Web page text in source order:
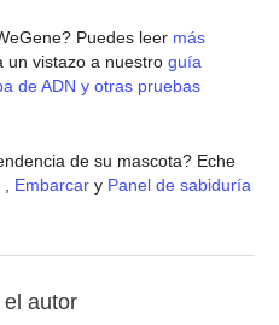
Puedes leer más
un vistazo a nuestro guía
de ADN y otras pruebas
de su mascota? Eche
Embarcar y Panel de sabiduría
autor